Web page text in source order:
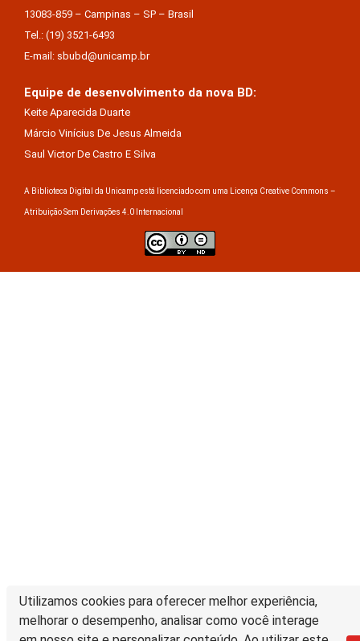
Utilizamos cookies para oferecer melhor experiência,
melhorar o desempenho, analisar como você interage
13083-859 – Campinas – SP – Brasil
Tel.: (19) 3521-6493
E-mail: sbubd@unicamp.br
Equipe de desenvolvimento da nova BD:
Keite Aparecida Duarte
Márcio Vinícius De Jesus Almeida
Saul Victor De Castro E Silva
A Biblioteca Digital da Unicamp está licenciado com uma Licença Creative Commons –
Atribuição Sem Derivações 4.0 Internacional